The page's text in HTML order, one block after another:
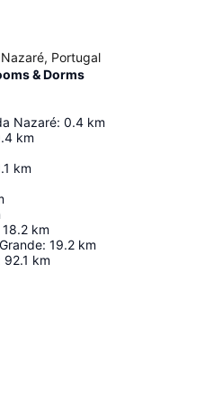
Portugal
& Dorms
Nazaré: 0.4 km
km
km
18.2 km
: 19.2 km
92.1 km